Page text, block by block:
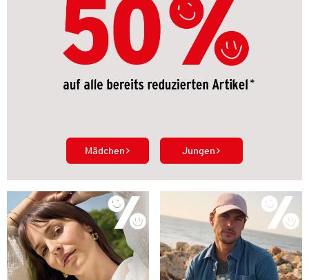
Mädchen Jungen